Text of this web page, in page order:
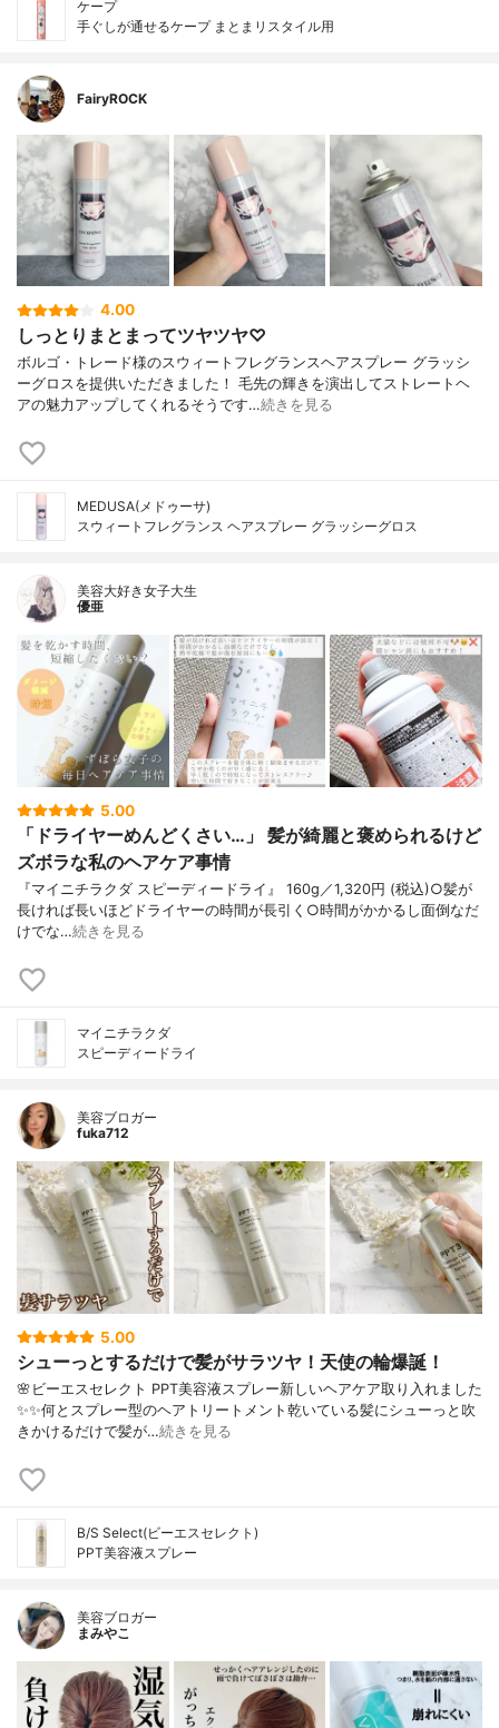
ケープ
手ぐしが通せるケープ まとまリスタイル用
FairyROCK
4.00
しっとりまとまってツヤツヤ♡
ボルゴ・トレード様のスウィートフレグランスヘアスプレー グラッシ
ーグロスを提供いただきました！ 毛先の輝きを演出してストレートヘ
アの魅力アップしてくれるそうです…続きを見る
MEDUSA(メドゥーサ)
スウィートフレグランス ヘアスプレー グラッシーグロス
美容大好き女子大生
優亜
5.00
「ドライヤーめんどくさい…」 髪が綺麗と褒められるけど
ズボラな私のヘアケア事情
『マイニチラクダ スピーディードライ』 160g／1,320円 (税込)○髪が
長ければ長いほどドライヤーの時間が長引く○時間がかかるし面倒なだ
けでな…続きを見る
マイニチラクダ
スピーディードライ
美容ブロガー
fuka712
5.00
シューっとするだけで髪がサラツヤ！天使の輪爆誕！
🌸ビーエスセレクト PPT美容液スプレー⁣⁣新しいヘアケア取り入れました
✨✨⁣何とスプレー型のヘアトリートメント⁣乾いている髪にシューっと吹
きかけるだけで⁣髪が…続きを見る
B/S Select(ビーエスセレクト)
PPT美容液スプレー
美容ブロガー
まみやこ